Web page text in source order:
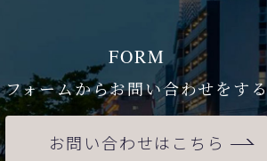
FORM
フォームからお問い合わせをする
お問い合わせはこちら